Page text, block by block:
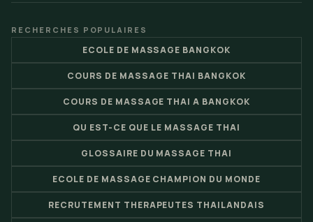
RECHERCHES POPULAIRES
ECOLE DE MASSAGE BANGKOK
COURS DE MASSAGE THAI BANGKOK
COURS DE MASSAGE THAI A BANGKOK
QU EST-CE QUE LE MASSAGE THAI
GLOSSAIRE DU MASSAGE THAI
ECOLE DE MASSAGE CHAMPION DU MONDE
RECRUTEMENT THERAPEUTES THAILANDAIS